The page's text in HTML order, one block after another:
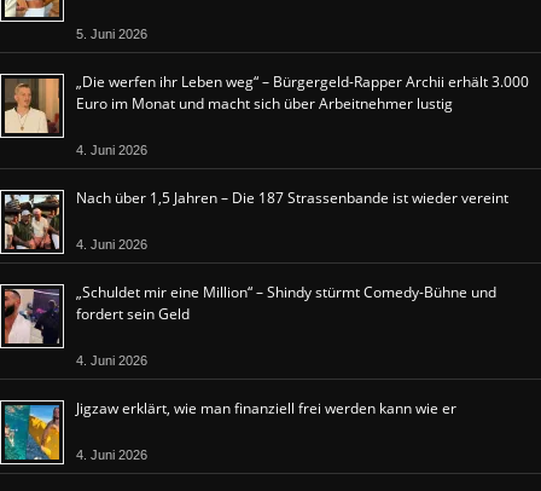
5. Juni 2026
„Die werfen ihr Leben weg“ – Bürgergeld-Rapper Archii erhält 3.000
Euro im Monat und macht sich über Arbeitnehmer lustig
4. Juni 2026
Nach über 1,5 Jahren – Die 187 Strassenbande ist wieder vereint
4. Juni 2026
„Schuldet mir eine Million“ – Shindy stürmt Comedy-Bühne und
fordert sein Geld
4. Juni 2026
Jigzaw erklärt, wie man finanziell frei werden kann wie er
4. Juni 2026